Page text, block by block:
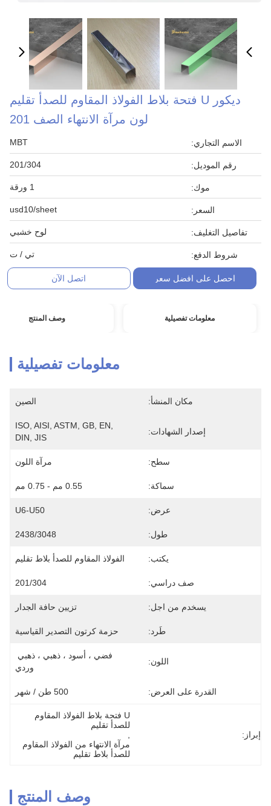
ديكور U فتحة بلاط الفولاذ المقاوم للصدأ تقليم
لون مرآة الانتهاء الصف 201
الاسم التجاري: MBT
رقم الموديل: 201/304
موك: 1 ورقة
السعر: usd10/sheet
تفاصيل التغليف: لوح خشبي
شروط الدفع: تي / ت
احصل على افضل سعر اتصل الآن
معلومات تفصيلية وصف المنتج
معلومات تفصيلية
مكان المنشأ: الصين
إصدار الشهادات:
ISO, AISI, ASTM, GB, EN,
DIN, JIS
سطح: مرآة اللون
سماكة: 0.55 مم - 0.75 مم
عرض: U6-U50
طول: 2438/3048
يكتب: الفولاذ المقاوم للصدأ بلاط تقليم
صف دراسي: 201/304
يسخدم من اجل: تزيين حافة الجدار
طَرد: حزمة كرتون التصدير القياسية
اللون:
وردي
القدرة على العرض: 500 طن / شهر
إبراز:
للصدأ تقليم
للصدأ بلاط تقليم
وصف المنتج